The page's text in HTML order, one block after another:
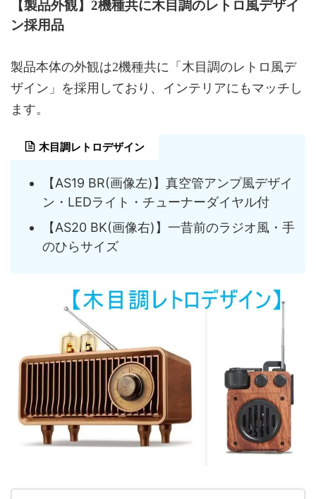
【製品外観】2機種共に木目調のレトロ風デザイ
ン採用品
製品本体の外観は2機種共に「木目調のレトロ風デ
ザイン」を採用しており、インテリアにもマッチし
ます。
木目調レトロデザイン
【AS19 BR(画像左)】真空管アンプ風デザイ
ン・LEDライト・チューナーダイヤル付
【AS20 BK(画像右)】一昔前のラジオ風・手
のひらサイズ